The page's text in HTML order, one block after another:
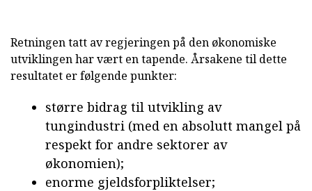
Retningen tatt av regjeringen på den økonomiske
utviklingen har vært en tapende. Årsakene til dette
resultatet er følgende punkter:
større bidrag til utvikling av
tungindustri (med en absolutt mangel på
respekt for andre sektorer av
økonomien);
enorme gjeldsforpliktelser;